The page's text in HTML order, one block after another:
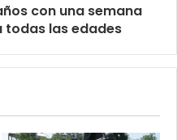
con una semana
las edades